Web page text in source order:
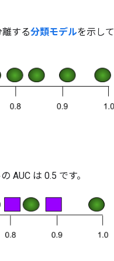
する分類モデルを示して
AUC は 0.5 です。